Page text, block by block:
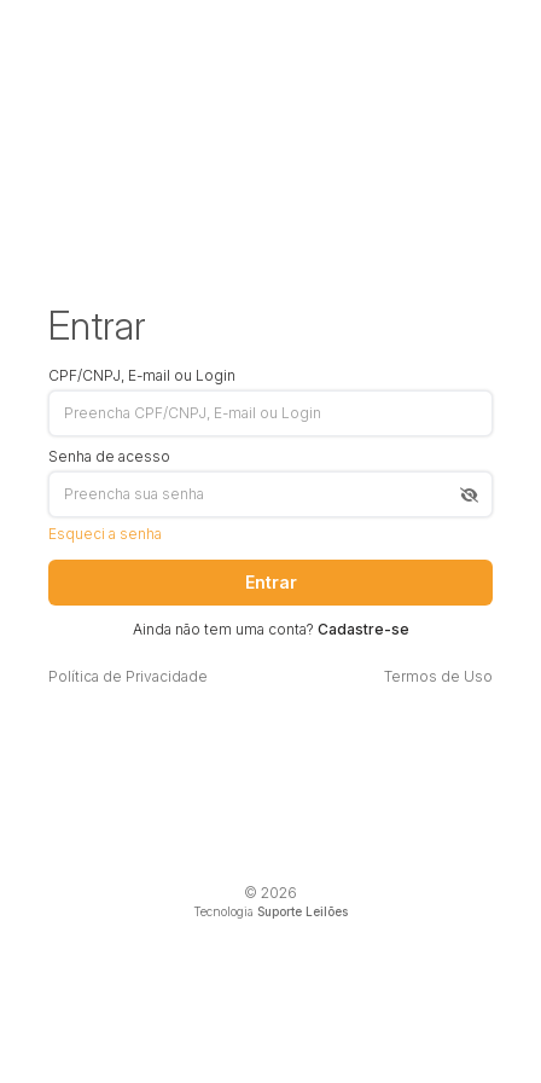
Entrar
CPF/CNPJ, E-mail ou Login
Senha de acesso
Esqueci a senha
Entrar
Ainda não tem uma conta? Cadastre-se
Política de Privacidade Termos de Uso
© 2026
Tecnologia Suporte Leilões